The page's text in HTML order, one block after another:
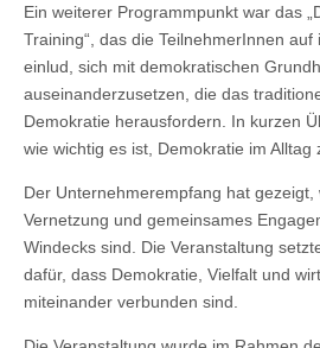
Ein weiterer Programmpunkt war das
Training“, das die TeilnehmerInnen
einlud, sich mit demokratischen
auseinanderzusetzen, die das
Demokratie herausfordern. In kurzen
wie wichtig es ist, Demokratie im Alltag
Der Unternehmerempfang hat gezeigt,
Vernetzung und gemeinsames
Windecks sind. Die Veranstaltung
dafür, dass Demokratie, Vielfalt und
miteinander verbunden sind.